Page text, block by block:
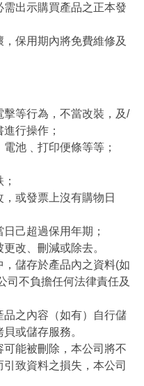
出示購買產品之正本發
保用期內將免費維修及
等行為，不當改裝，及/
行操作；
池﹑打印便條等等；
或發票上沒有購物日
己超過保用年期；
改、刪減或除去。
儲存於產品內之資料(如
司不負擔任何法律責任及
之內容（如有）自行儲
或儲存服務。
能被刪除，本公司將不
致資料之損失，本公司